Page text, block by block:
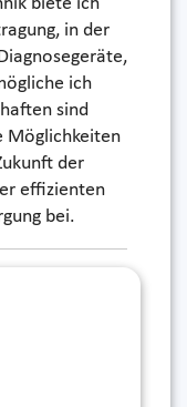
in der
ich
sind
Möglichkeiten
der
effizienten
bei.